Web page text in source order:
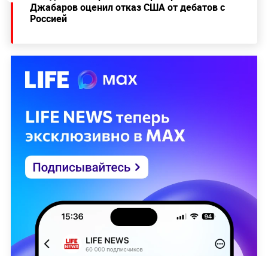
Джабаров оценил отказ США от дебатов с
Россией